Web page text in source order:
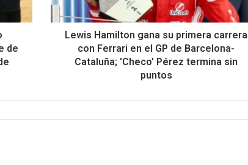
de
Lewis Hamilton gana su primera carrera
con Ferrari en el GP de Barcelona-
Cataluña; 'Checo' Pérez termina sin
puntos